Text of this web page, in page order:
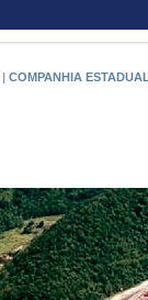
| COMPANHIA